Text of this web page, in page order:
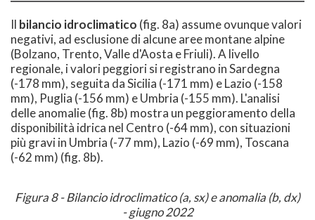
Il bilancio idroclimatico (fig. 8a) assume ovunque valori
negativi, ad esclusione di alcune aree montane alpine
(Bolzano, Trento, Valle d'Aosta e Friuli). A livello
regionale, i valori peggiori si registrano in Sardegna
(-178 mm), seguita da Sicilia (-171 mm) e Lazio (-158
mm), Puglia (-156 mm) e Umbria (-155 mm). L'analisi
delle anomalie (fig. 8b) mostra un peggioramento della
disponibilità idrica nel Centro (-64 mm), con situazioni
più gravi in Umbria (-77 mm), Lazio (-69 mm), Toscana
(-62 mm) (fig. 8b).
Figura 8 - Bilancio idroclimatico (a, sx) e anomalia (b, dx)
-giugno 2022